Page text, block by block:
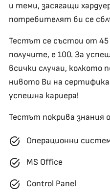
и теми, засягащи
потребителят би се
Тестът се състои от
получите, е 100. За
всички случаи, колкото
нивото Ви на
успешна кариера!
Тестът покрива знания
task_alt Операционни
task_alt MS Office
task_alt Control Panel